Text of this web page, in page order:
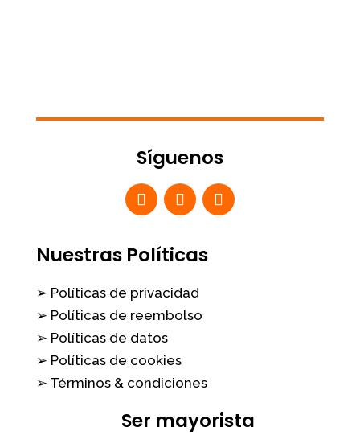
Síguenos
Nuestras Políticas
➢ Políticas de privacidad
➢ Políticas de reembolso
➢ Políticas de datos
➢ Políticas de cookies
➢ Términos & condiciones
Ser mayorista